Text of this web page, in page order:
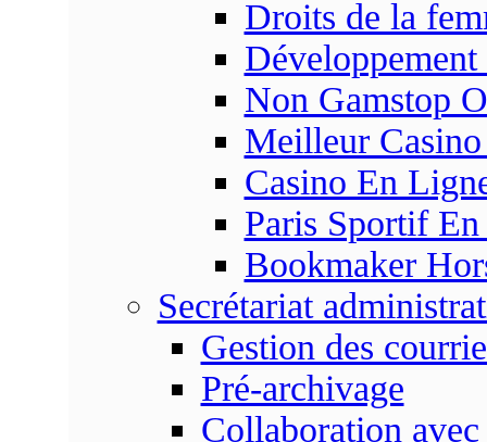
Droits de la
Non Gamstop
Meilleur
Casino En
Paris Sportif
Bookmaker
Secrétariat
Gestion des
Pré-archivage
Collaboration